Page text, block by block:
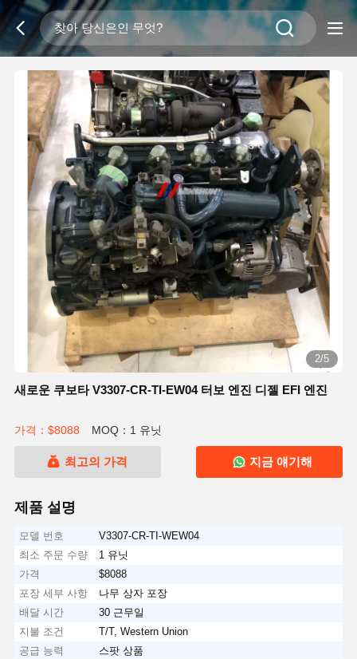
2/5
새로운 쿠보타 V3307-CR-TI-EW04 터보 엔진 디젤 EFI 엔진
가격：$8088 MOQ：1 유닛
최고의 가격 지금 얘기해
제품 설명
모델 번호
V3307-CR-TI-WEW04
최소 주문 수량
1 유닛
가격
$8088
포장 세부 사항
나무 상자 포장
배달 시간
30 근무일
지불 조건
T/T, Western Union
공급 능력
스팟 상품